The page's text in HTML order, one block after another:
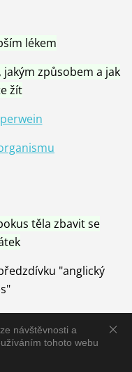
návštěvnosti a
tohoto webu
lékem
způsobem a jak
žít
těla zbavit se
"anglický
neutralizací a